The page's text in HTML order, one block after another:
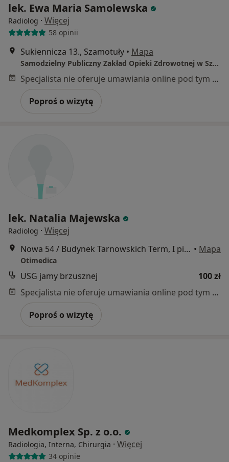
lek. Ewa Maria Samolewska
Radiolog · Więcej
58 opinii
Sukiennicza 13., Szamotuły • Mapa
Samodzielny Publiczny Zakład Opieki Zdrowotnej w Szamotułach
Specjalista nie oferuje umawiania online pod tym adresem.
Poproś o wizytę
lek. Natalia Majewska
Radiolog · Więcej
Nowa 54 / Budynek Tarnowskich Term, I piętro, Tarnowo Podgórne • Mapa
Otimedica
USG jamy brzusznej
100 zł
Specjalista nie oferuje umawiania online pod tym adresem.
Poproś o wizytę
Medkomplex Sp. z o.o.
Radiologia, Interna, Chirurgia · Więcej
34 opinie